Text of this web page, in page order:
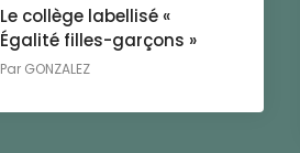
Le collège labellisé «
Égalité filles-garçons »
Par GONZALEZ